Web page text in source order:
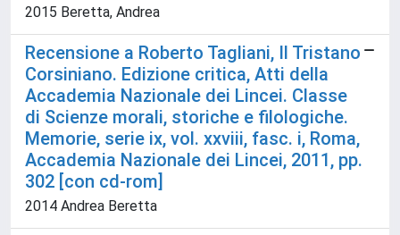
2015 Beretta, Andrea
Recensione a Roberto Tagliani, Il Tristano
Corsiniano. Edizione critica, Atti della
Accademia Nazionale dei Lincei. Classe
di Scienze morali, storiche e filologiche.
Memorie, serie ix, vol. xxviii, fasc. i, Roma,
Accademia Nazionale dei Lincei, 2011, pp.
302 [con cd-rom]
2014 Andrea Beretta